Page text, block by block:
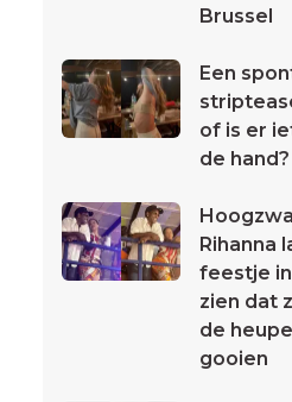
Brussel
Een
of is er
de hand?
Rihanna
feestje
zien dat
de
gooien